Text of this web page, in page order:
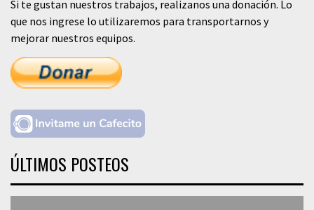
Si te gustan nuestros trabajos, realizanos una donación. Lo
que nos ingrese lo utilizaremos para transportarnos y
mejorar nuestros equipos.
ÚLTIMOS POSTEOS